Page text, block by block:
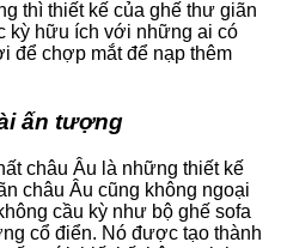
thì thiết kế của ghế thư giãn
kỳ hữu ích với những ai có
để chợp mắt để nạp thêm
ấn tượng
châu Âu là những thiết kế
châu Âu cũng không ngoại
cầu kỳ như bộ ghế sofa
cổ điển. Nó được tạo thành